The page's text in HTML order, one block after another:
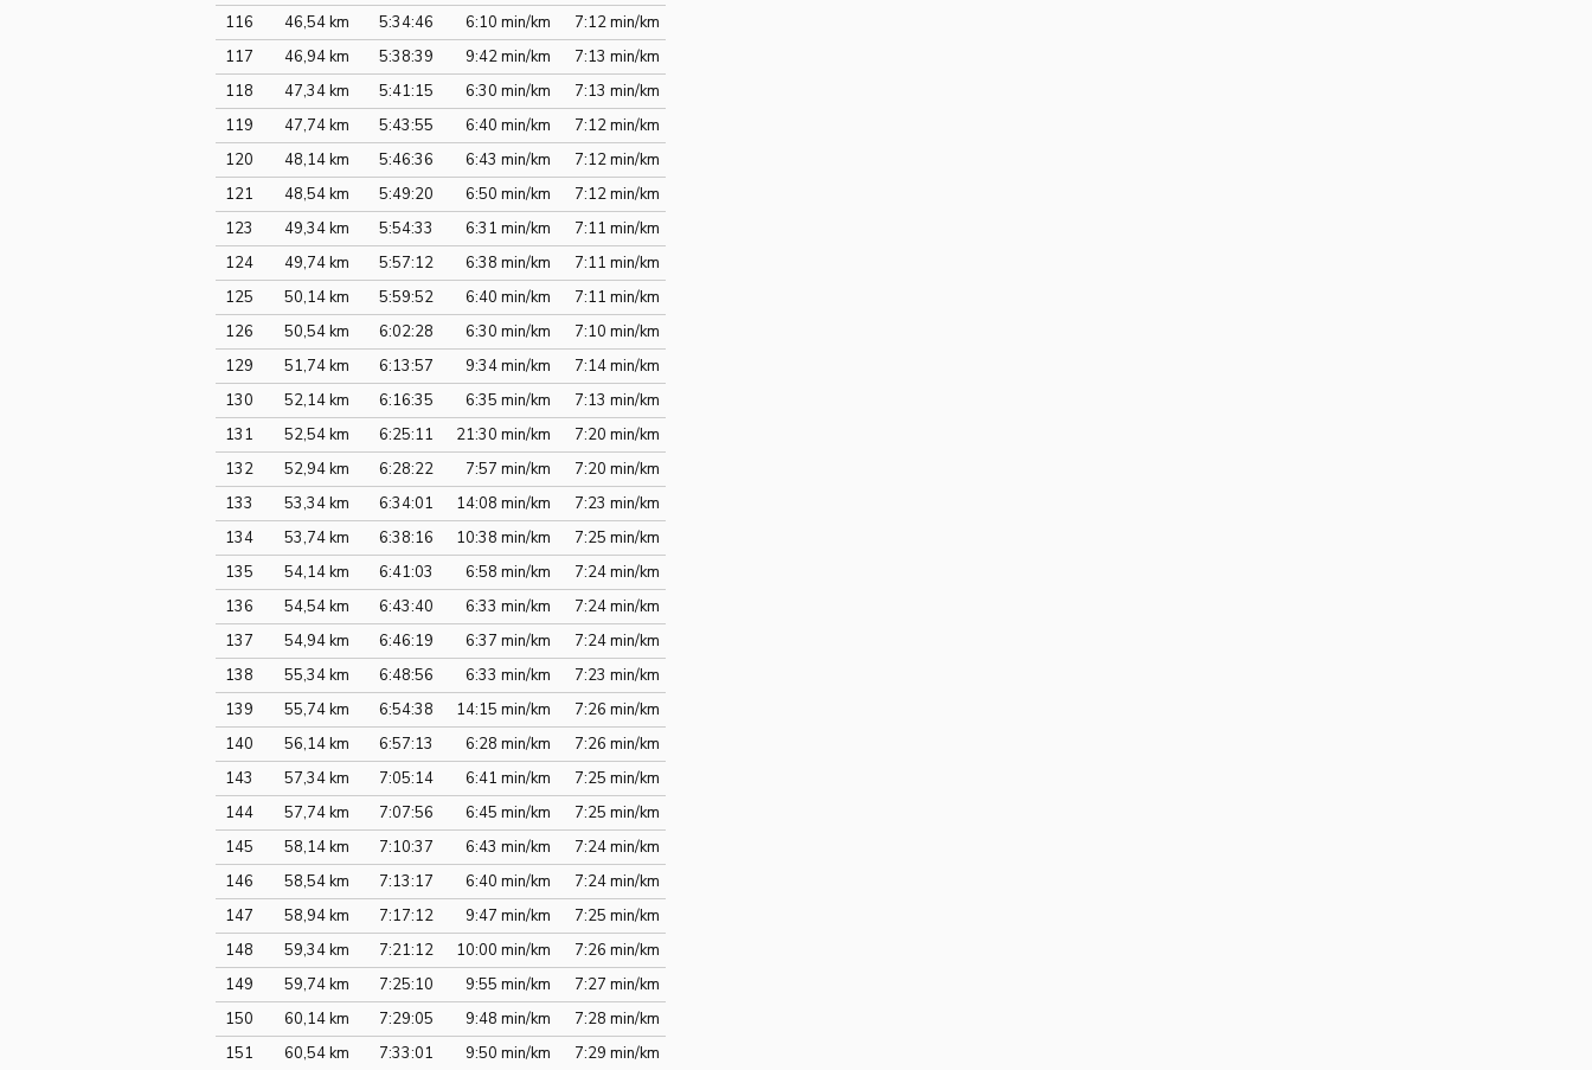
116
46,54 km 5:34:46 6:10 min/km
7:12 min/km
117
46,94 km 5:38:39 9:42 min/km
7:13 min/km
118
47,34 km 5:41:15 6:30 min/km
7:13 min/km
119
47,74 km 5:43:55 6:40 min/km
7:12 min/km
120
48,14 km 5:46:36 6:43 min/km
7:12 min/km
121
48,54 km 5:49:20 6:50 min/km
7:12 min/km
123
49,34 km 5:54:33 6:31 min/km
7:11 min/km
124
49,74 km 5:57:12 6:38 min/km
7:11 min/km
125
50,14 km 5:59:52 6:40 min/km
7:11 min/km
126
50,54 km 6:02:28 6:30 min/km
7:10 min/km
129
51,74 km 6:13:57 9:34 min/km
7:14 min/km
130
52,14 km 6:16:35 6:35 min/km
7:13 min/km
131
52,54 km 6:25:11 21:30 min/km
7:20 min/km
132
52,94 km 6:28:22 7:57 min/km
7:20 min/km
133
53,34 km 6:34:01 14:08 min/km
7:23 min/km
134
53,74 km 6:38:16 10:38 min/km
7:25 min/km
135
54,14 km 6:41:03 6:58 min/km
7:24 min/km
136
54,54 km 6:43:40 6:33 min/km
7:24 min/km
137
54,94 km 6:46:19 6:37 min/km
7:24 min/km
138
55,34 km 6:48:56 6:33 min/km
7:23 min/km
139
55,74 km 6:54:38 14:15 min/km
7:26 min/km
140
56,14 km 6:57:13 6:28 min/km
7:26 min/km
143
57,34 km 7:05:14 6:41 min/km
7:25 min/km
144
57,74 km 7:07:56 6:45 min/km
7:25 min/km
145
58,14 km 7:10:37 6:43 min/km
7:24 min/km
146
58,54 km 7:13:17 6:40 min/km
7:24 min/km
147
58,94 km 7:17:12 9:47 min/km
7:25 min/km
148
59,34 km 7:21:12 10:00 min/km
7:26 min/km
149
59,74 km 7:25:10 9:55 min/km
7:27 min/km
150
60,14 km 7:29:05 9:48 min/km
7:28 min/km
151
60,54 km 7:33:01 9:50 min/km 7:29 min/km